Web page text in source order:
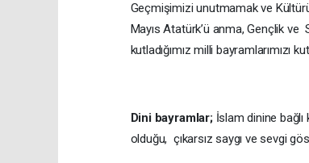
Geçmişimizi unutmamak ve
Mayıs Atatürk’ü anma, Gençlik
kutladığımız milli bayramlarımızı
Dini bayramlar; İslam dinine
olduğu, çıkarsız saygı ve sevgi